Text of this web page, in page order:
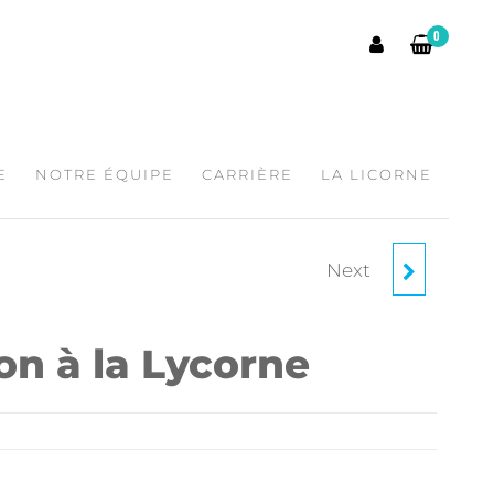
0
NOTRE ÉQUIPE CARRIÈRE LA LICORNE
NOUVEAU MEMBRE
Next
à la Lycorne